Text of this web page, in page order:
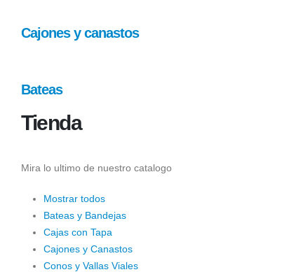
Cajones y canastos
Bateas
Tienda
Mira lo ultimo de nuestro catalogo
Mostrar todos
Bateas y Bandejas
Cajas con Tapa
Cajones y Canastos
Conos y Vallas Viales